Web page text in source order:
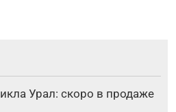
Урал: скоро в продаже